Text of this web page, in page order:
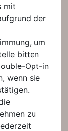
mit
der
um
bitten
Opt-in
wenn sie
zu